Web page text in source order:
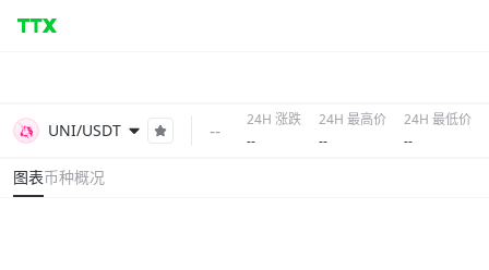
UNI/USDT --
24H 涨跌
--
24H 最高价
--
24H 最低价
--
图表币种概况